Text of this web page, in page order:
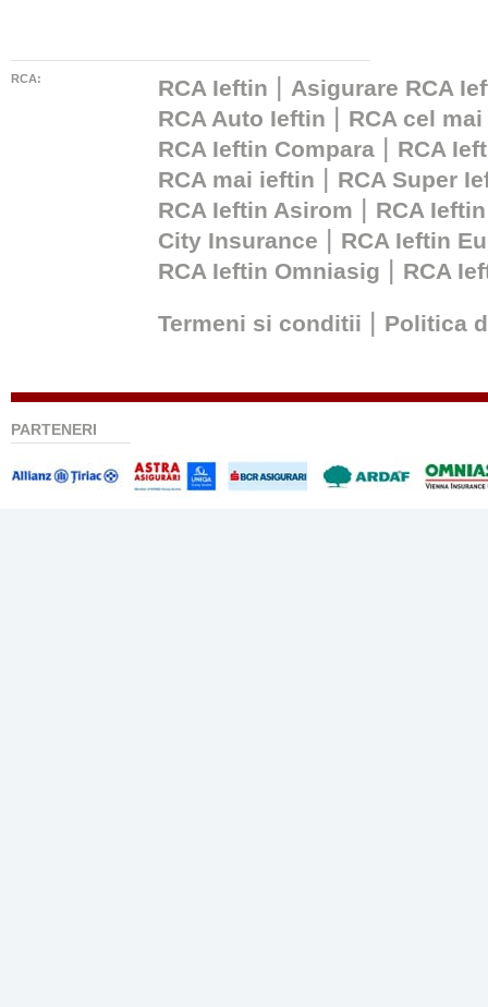
RCA: RCA Ieftin
Asigurare RCA
RCA Auto Ieftin
RCA cel
RCA Ieftin Compara
RCA
RCA mai ieftin
RCA Super
RCA Ieftin Asirom
RCA
City Insurance
RCA Ieftin
RCA Ieftin Omniasig
RCA
Termeni si conditii Politica
PARTENERI